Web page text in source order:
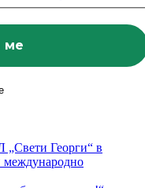
Георги“ в
международно